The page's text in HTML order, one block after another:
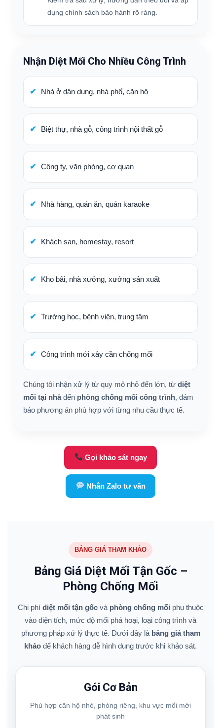
dụng chính sách bảo hành rõ ràng.
Nhận Diệt Mối Cho Nhiều Công Trình
Nhà ở dân dụng, nhà phố, căn hộ
Biệt thự, nhà gỗ, công trình nội thất gỗ
Công ty, văn phòng, cơ quan
Nhà hàng, quán ăn, quán karaoke
Khách sạn, homestay, resort
Kho bãi, nhà xưởng, xưởng sản xuất
Trường học, bệnh viện, trung tâm
Công trình mới xây cần chống mối
Chúng tôi nhận xử lý từ quy mô nhỏ đến lớn, từ diệt
mối tại nhà đến phòng chống mối công trình, đảm
bảo phương án phù hợp với từng nhu cầu thực tế.
Gọi khảo sát ngay
Nhắn Zalo tư vấn
BẢNG GIÁ THAM KHẢO
Bảng Giá Diệt Mối Tận Gốc –
Phòng Chống Mối
Chi phí diệt mối tận gốcvà phòng chống mối phụ thuộc
vào diện tích, mức độ mối phá hoại, loại công trình và
phương pháp xử lý thực tế. Dưới đây là bảng giá tham
khảo để khách hàng dễ hình dung trước khi khảo sát.
Gói Cơ Bản
Phù hợp căn hộ nhỏ, phòng riêng, khu vực mối mới
phát sinh